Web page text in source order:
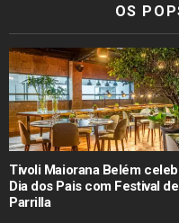
OS
Tivoli Maiorana Belém
Dia dos Pais com Festival de
Parrilla